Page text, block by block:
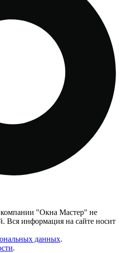
"Окна Мастер" не
Вся информация на сайте носит
данных.
.